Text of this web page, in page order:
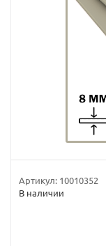
Артикул: 10010352
В наличии